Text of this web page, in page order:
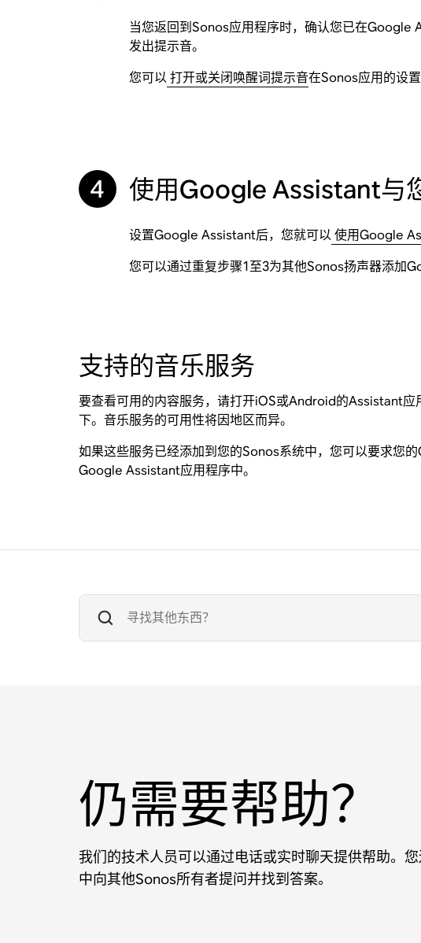
当您返回到Sonos应用程序时，确认您已在Google
发出提示音。
您可以 打开或关闭唤醒词提示音在Sonos应用的设置
4 使用Google Assistant与
设置Google Assistant后，您就可以 使用Google
您可以通过重复步骤1至3为其他Sonos扬声器添加
支持的音乐服务
要查看可用的内容服务，请打开iOS或Android的Assistant
下。音乐服务的可用性将因地区而异。
如果这些服务已经添加到您的Sonos系统中，您可以要求您
Google Assistant应用程序中。
仍需要帮助？
我们的技术人员可以通过电话或实时聊天提供帮助。
中向其他Sonos所有者提问并找到答案。